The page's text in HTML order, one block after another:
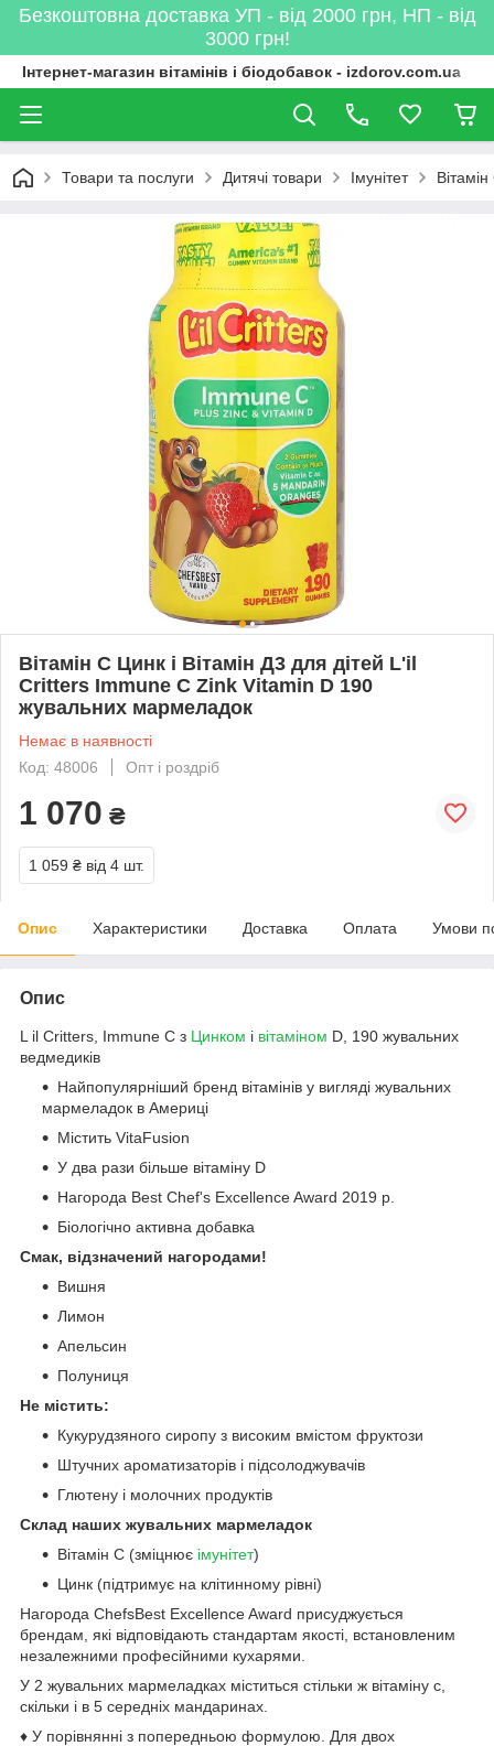
Безкоштовна доставка УП - від 2000 грн, НП - від
3000 грн!
Інтернет-магазин вітамінів і біодобавок - izdorov.com.ua
Товари та послуги Дитячі товари Імунітет
Вітамін С Цинк і Вітамін Д3 для дітей L'il
Critters Immune C Zink Vitamin D 190
жувальних мармеладок
Немає в наявності
Код: 48006
Опт і роздріб
1 070 ₴
1 059 ₴ від 4 шт.
Опис Характеристики Доставка Оплата Умови
Опис
L il Critters, Immune C з Цинком і вітаміном D, 190 жувальних
ведмедиків
Найпопулярніший бренд вітамінів у вигляді жувальних
мармеладок в Америці
Містить VitaFusion
У два рази більше вітаміну D
Нагорода Best Chef's Excellence Award 2019 р.
Біологічно активна добавка
Смак, відзначений нагородами!
Вишня
Лимон
Апельсин
Полуниця
Не містить:
Кукурудзяного сиропу з високим вмістом фруктози
Штучних ароматизаторів і підсолоджувачів
Глютену і молочних продуктів
Склад наших жувальних мармеладок
Вітамін C (зміцнює імунітет)
Цинк (підтримує на клітинному рівні)
Нагорода ChefsBest Excellence Award присуджується
брендам, які відповідають стандартам якості, встановленим
незалежними професійними кухарями.
У 2 жувальних мармеладках міститься стільки ж вітаміну с,
скільки і в 5 середніх мандаринах.
♦ У порівнянні з попередньою формулою. Для двох